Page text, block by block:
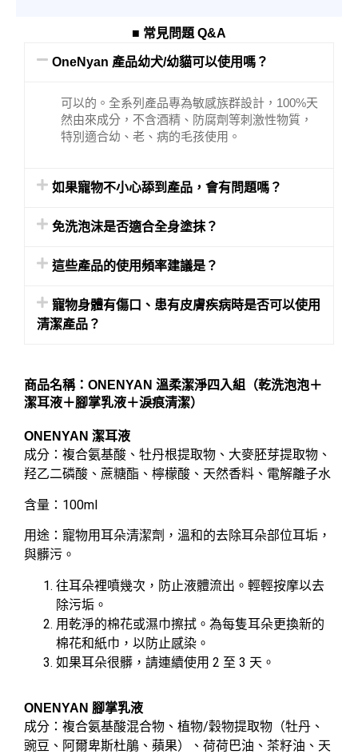
■ 常見問題 Q&A
OneNyan 產品幼犬/幼貓可以使用嗎？
可以的。全系列產品專為敏感族群設計，100%天
然由來成分，不含酒精、防腐劑等刺激性物質，
特別適合幼、老、病的毛孩使用。
如果寵物不小心舔到產品，會有問題嗎？
免洗泡沫是否適合全身塗抹？
這些產品的使用頻率建議是？
寵物身體有傷口、患有皮膚疾病時是否可以使用
清潔產品？
商品名稱：ONENYAN 溫柔潔淨四入組（乾洗泡泡＋
潔耳液＋腳掌乳液＋淚痕清潔）
ONENYAN 潔耳液
成分：複合氨基酸、牡丹根提取物、大麥胚芽提取物、
羟乙二磷酸、蔗糖酯、檸檬酸、天然香料、電解離子水
含量：100ml
用途：寵物用耳朵清潔劑，溫和的去除耳朵部位耳垢，
與髒污。
往耳朵裡噴幾次，防止液體流出。輕輕按摩以去
除污垢。
用乾淨的棉花或濕巾擦拭。為每隻耳朵更換新的
棉花和紙巾，以防止感染。
如果耳朵很髒，請連續使用 2 至 3 天。
ONENYAN 腳掌乳液
成分：複合氨基酸混合物、植物/穀物提取物（牡丹、
豌豆、阿爾卑斯杜鵑、蘋果）、荷荷巴油、茶籽油、天